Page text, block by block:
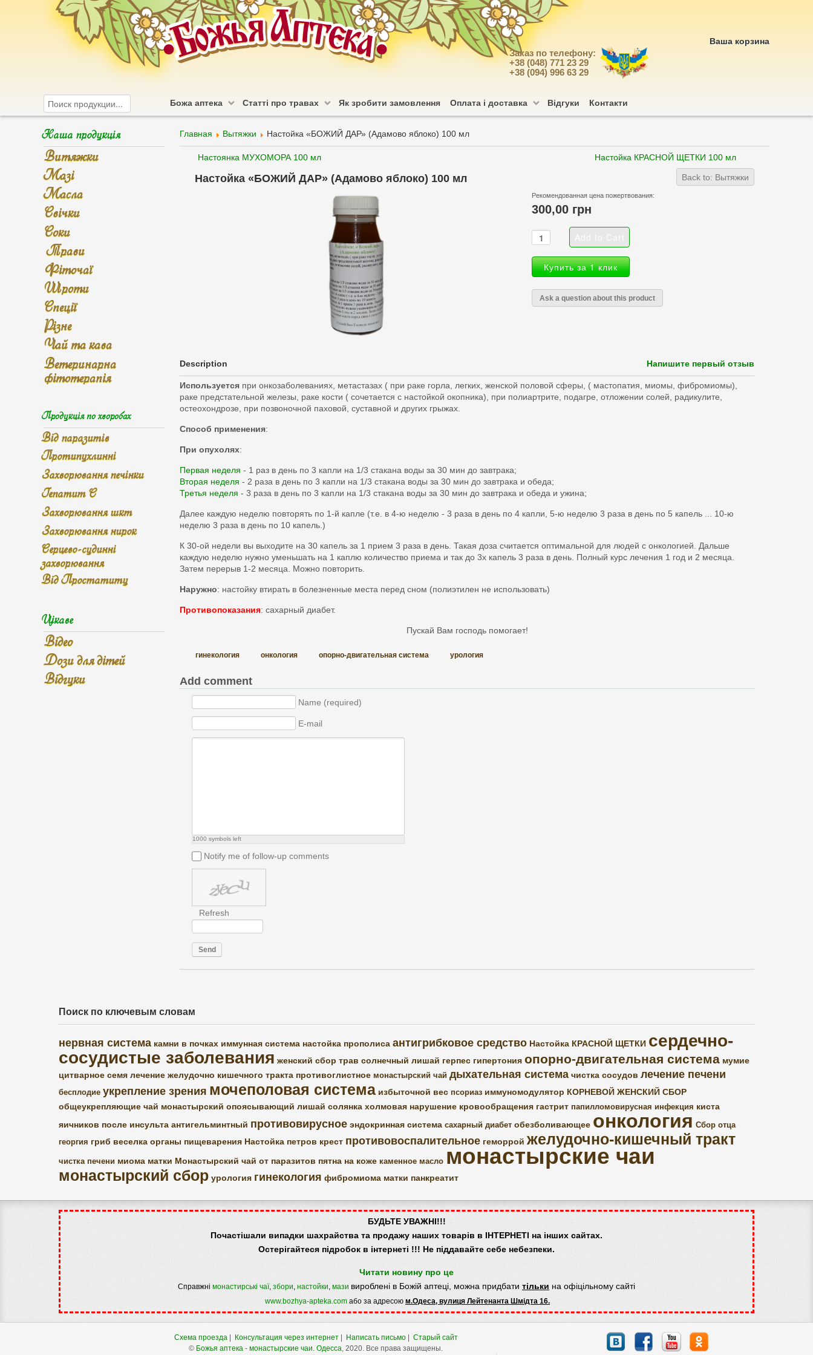
Заказ по телефону:
+38 (048) 771 23 29
+38 (094) 996 63 29
Ваша корзина
Божа аптека Статті про травах Як зробити замовлення Оплата і доставка Відгуки Контакти
Главная Вытяжки Настойка «БОЖИЙ ДАР» (Адамово яблоко) 100 мл
Настоянка МУХОМОРА 100 мл Настойка КРАСНОЙ ЩЕТКИ 100 мл
Back to: Вытяжки
Настойка «БОЖИЙ ДАР» (Адамово яблоко) 100 мл
Рекомендованная цена пожертвования:
300,00 грн
Купить за 1 клик
Ask a question about this product
Description Напишите первый отзыв
Используется при онкозаболеваниях, метастазах ( при раке горла, легких, женской половой сферы, ( мастопатия, миомы, фибромиомы),
раке предстательной железы, раке кости ( сочетается с настойкой окопника), при полиартрите, подагре, отложении солей, радикулите,
остеохондрозе, при позвоночной паховой, суставной и других грыжах.
Способ применения:
При опухолях:
Первая неделя - 1 раз в день по 3 капли на 1/3 стакана воды за 30 мин до завтрака;
Вторая неделя - 2 раза в день по 3 капли на 1/3 стакана воды за 30 мин до завтрака и обеда;
Третья неделя - 3 раза в день по 3 капли на 1/3 стакана воды за 30 мин до завтрака и обеда и ужина;
Далее каждую неделю повторять по 1-й капле (т.е. в 4-ю неделю - 3 раза в день по 4 капли, 5-ю неделю 3 раза в день по 5 капель ... 10-ю
неделю 3 раза в день по 10 капель.)
К 30-ой недели вы выходите на 30 капель за 1 прием 3 раза в день. Такая доза считается оптимальной для людей с онкологией. Дальше
каждую неделю нужно уменьшать на 1 каплю количество приема и так до 3х капель 3 раза в день. Полный курс лечения 1 год и 2 месяца.
Затем перерыв 1-2 месяца. Можно повторить.
Наружно: настойку втирать в болезненные места перед сном (полиэтилен не использовать)
Противопоказания: сахарный диабет.
Пускай Вам господь помогает!
гинекология онкология опорно-двигательная система урология
Add comment
Name (required)
E-mail
1000 symbols left
Notify me of follow-up comments
Refresh
Send
Наша продукція
Витяжки
Мазі
Масла
Свічки
Соки
Трави
Фіточаї
Шроти
Спеції
Різне
Чай та кава
Ветеринарна
фітотерапія
Продукція по хворобах
Від паразитів
Протипухлинні
Захворювання печінки
Гепатит С
Захворювання шкт
Захворювання нирок
Серцево-судинні
захворювання
Від Простатиту
Цікаве
Відео
Дози для дітей
Відгуки
Поиск по ключевым словам
нервная система камни в почках иммунная система настойка прополиса антигрибковое средство Настойка КРАСНОЙ ЩЕТКИ сердечно-
сосудистые заболевания женский сбор трав солнечный лишай герпес гипертония опорно-двигательная система мумие
цитварное семя лечение желудочно кишечного тракта противоглистное монастырский чай дыхательная система чистка сосудов лечение печени
бесплодие укрепление зрения мочеполовая система избыточной вес псориаз иммуномодулятор КОРНЕВОЙ ЖЕНСКИЙ СБОР
общеукрепляющие чай монастырский опоясывающий лишай солянка холмовая нарушение кровообращения гастрит папилломовирусная инфекция киста
яичников после инсульта антигельминтный противовирусное эндокринная система сахарный диабет обезболивающее онкология Сбор отца
георгия гриб веселка органы пищеварения Настойка петров крест противовоспалительное геморрой желудочно-кишечный тракт
чистка печени миома матки Монастырский чай от паразитов пятна на коже каменное масло монастырские чаи
монастырский сбор урология гинекология фибромиома матки панкреатит
БУДЬТЕ УВАЖНІ!!!
Почастішали випадки шахрайства та продажу наших товарів в ІНТЕРНЕТІ на інших сайтах.
Остерігайтеся підробок в інтернеті !!! Не піддавайте себе небезпеки.
Читати новину про це
Справжні монастирські чаї, збори, настойки, мази вироблені в Божій аптеці, можна придбати тільки на офіцільному сайті
www.bozhya-apteka.com або за адресою м.Одеса, вулиця Лейтенанта Шмідта 16.
Схема проезда| Консультация через интернет| Написать письмо| Старый сайт
© Божья аптека - монастырские чаи. Одесса, 2020. Все права защищены.